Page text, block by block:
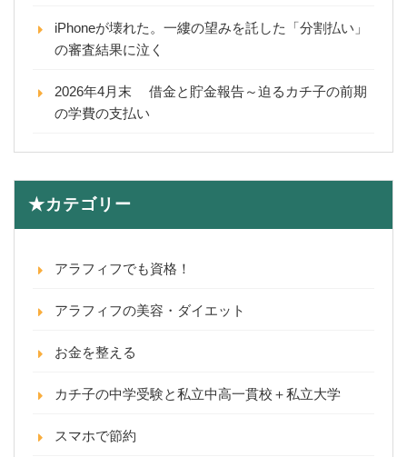
iPhoneが壊れた。一縷の望みを託した「分割払い」
の審査結果に泣く
2026年4月末 借金と貯金報告～迫るカチ子の前期
の学費の支払い
★カテゴリー
アラフィフでも資格！
アラフィフの美容・ダイエット
お金を整える
カチ子の中学受験と私立中高一貫校＋私立大学
スマホで節約